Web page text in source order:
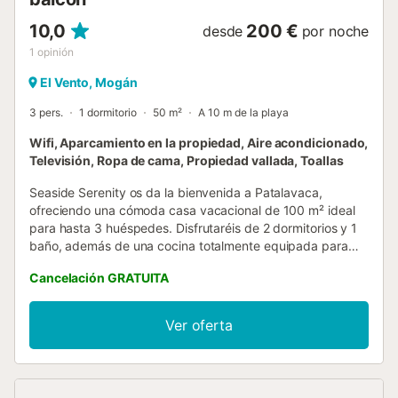
10,0
1 opinión
desde 200 € por noche
El Vento, Mogán
3 pers. 1 dormitorio 50 m² A 10 m de la playa
Wifi, Aparcamiento en la propiedad, Aire acondicionado,
Televisión, Ropa de cama, Propiedad vallada, Toallas
Seaside Serenity os da la bienvenida a Patalavaca,
ofreciendo una cómoda casa vacacional de 100 m² ideal
para hasta 3 huéspedes. Disfrutaréis de 2 dormitorios y 1
baño, además de una cocina totalmente equipada para
acondicionado, Wi-Fi y juguetes y libros compartidos para
niños, asegurando una estancia agradable. El exterior
invita a relajaros y disfrutar durante vuestra visita. Hay 1
plaza de aparcamiento compartida disponible en el
alojamiento. Podéis traer 1 mascota durante vuestra
Cancelación GRATUITA
Ver oferta